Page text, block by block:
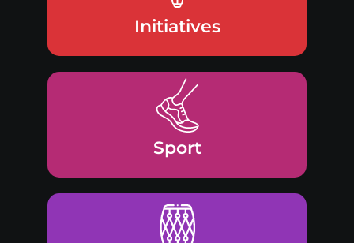
Initiatives
Sport